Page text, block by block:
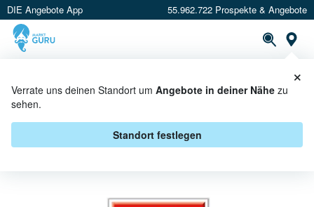
DIE Angebote App 55.962.722 Prospekte & Angebote
Verrate uns deinen Standort um Angebote in deiner Nähe zu
sehen.
Standort festlegen
×
MÜLLER BEI NETTO MARKEN-
DISCOUNT - ANGEBOTE &
AKTIONEN